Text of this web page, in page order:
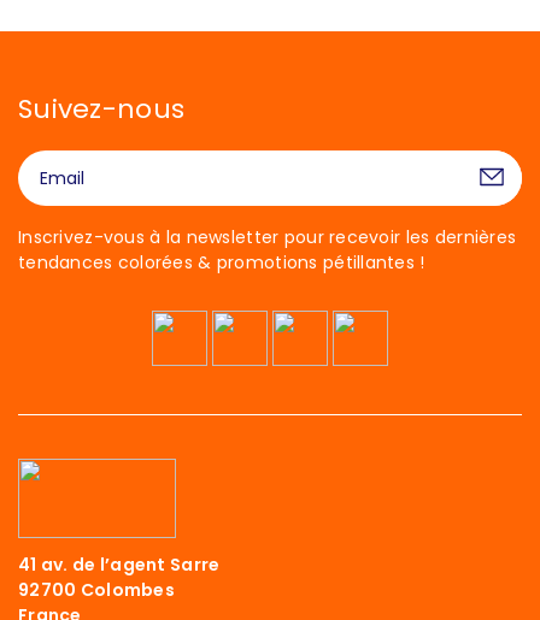
Suivez-nous
Inscrivez-vous à la newsletter pour recevoir les dernières
tendances colorées & promotions pétillantes !
41 av. de l’agent Sarre
92700 Colombes